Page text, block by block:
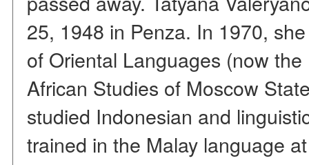
25, 1948 in Penza. In 1970,
of Oriental Languages (now
African Studies of Moscow
studied Indonesian and
trained in the Malay language